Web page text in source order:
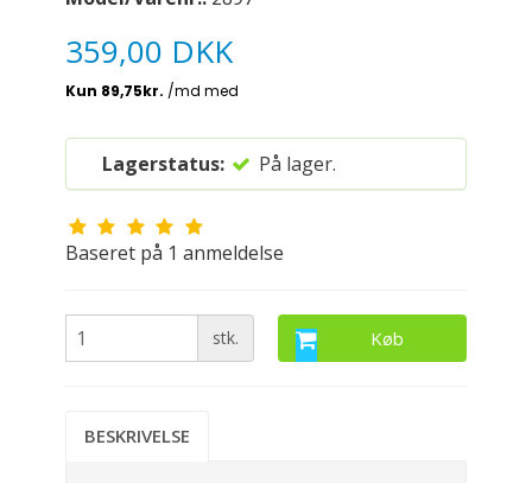
359,00 DKK
Lagerstatus: På lager.
Baseret på 1 anmeldelse
stk. Køb
BESKRIVELSE